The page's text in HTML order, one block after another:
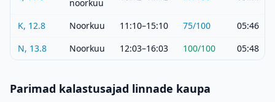
noorkuu
K, 12.8 Noorkuu 11:10–15:10 75/100
05:46
N, 13.8
Noorkuu 12:03–16:03 100/100 05:48
Parimad kalastusajad linnade kaupa